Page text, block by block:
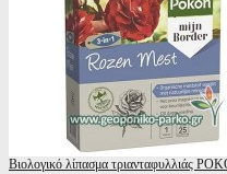
Βιολογικό λίπασμα τριανταφυλλιάς